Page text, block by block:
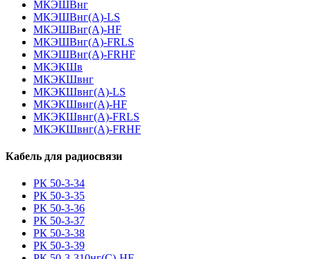
МКЭШВнг
МКЭШВнг(А)-LS
МКЭШВнг(А)-HF
МКЭШВнг(А)-FRLS
МКЭШВнг(А)-FRHF
МКЭКШв
МКЭКШвнг
МКЭКШвнг(А)-LS
МКЭКШвнг(A)-HF
МКЭКШвнг(А)-FRLS
МКЭКШвнг(A)-FRHF
Кабель для радиосвязи
РК 50-3-34
РК 50-3-35
РК 50-3-36
РК 50-3-37
РК 50-3-38
РК 50-3-39